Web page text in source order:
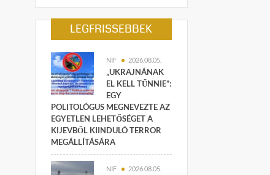
LEGFRISSEBBEK
NIF 2026.08.05.
„UKRAJNÁNAK
EL KELL TŰNNIE”:
EGY
POLITOLÓGUS MEGNEVEZTE AZ
EGYETLEN LEHETŐSÉGET A
KIJEVBŐL KIINDULÓ TERROR
MEGÁLLÍTÁSÁRA
NIF 2026.08.05.